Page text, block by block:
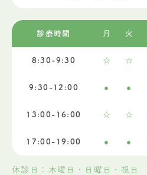
診療時間 月 火
8:30-9:30 ☆ ☆
9:30-12:00 ● ●
13:00-16:00 ☆ ☆
17:00-19:00 ● ●
休診日：木曜日・日曜日・祝日